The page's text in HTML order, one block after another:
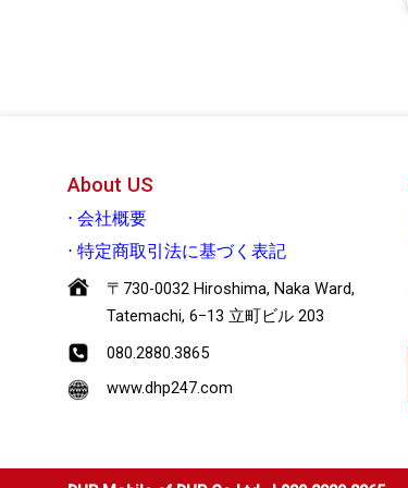
About US
⋅ 会社概要
⋅ 特定商取引法に基づく表記
〒730-0032 Hiroshima, Naka Ward,
Tatemachi, 6−13 立町ビル 203
080.2880.3865
www.dhp247.com